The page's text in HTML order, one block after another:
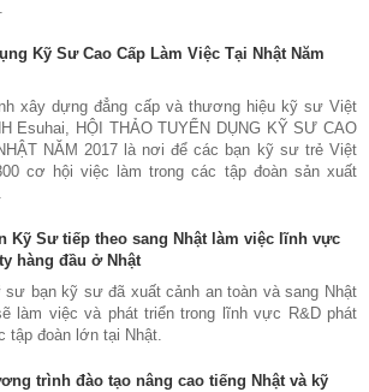
Kỹ Sư Cao Cấp Làm Việc Tại Nhật Năm
xây dựng đẳng cấp và thương hiệu kỹ sư Việt
Esuhai, HỘI THẢO TUYỂN DỤNG KỸ SƯ CAO
NĂM 2017 là nơi để các bạn kỹ sư trẻ Việt
cơ hội việc làm trong các tập đoàn sản xuất
Kỹ Sư tiếp theo sang Nhật làm việc lĩnh vực
hàng đầu ở Nhật
sư bạn kỹ sư đã xuất cảnh an toàn và sang Nhật
làm việc và phát triển trong lĩnh vực R&D phát
tập đoàn lớn tại Nhật.
trình đào tạo nâng cao tiếng Nhật và kỹ